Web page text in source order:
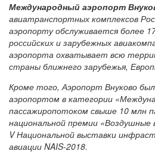
Международный аэропорт
авиатранспортных комплексов
аэропорту обслуживается более
российских и зарубежных
аэропорта охватывает всю
страны ближнего зарубежья,
Кроме того, Аэропорт Внуково
аэропортом в категории
пассажиропотоком свыше 10 млн
национальной премии «Воздушные
V Национальной выставки
авиации NAIS-2018.